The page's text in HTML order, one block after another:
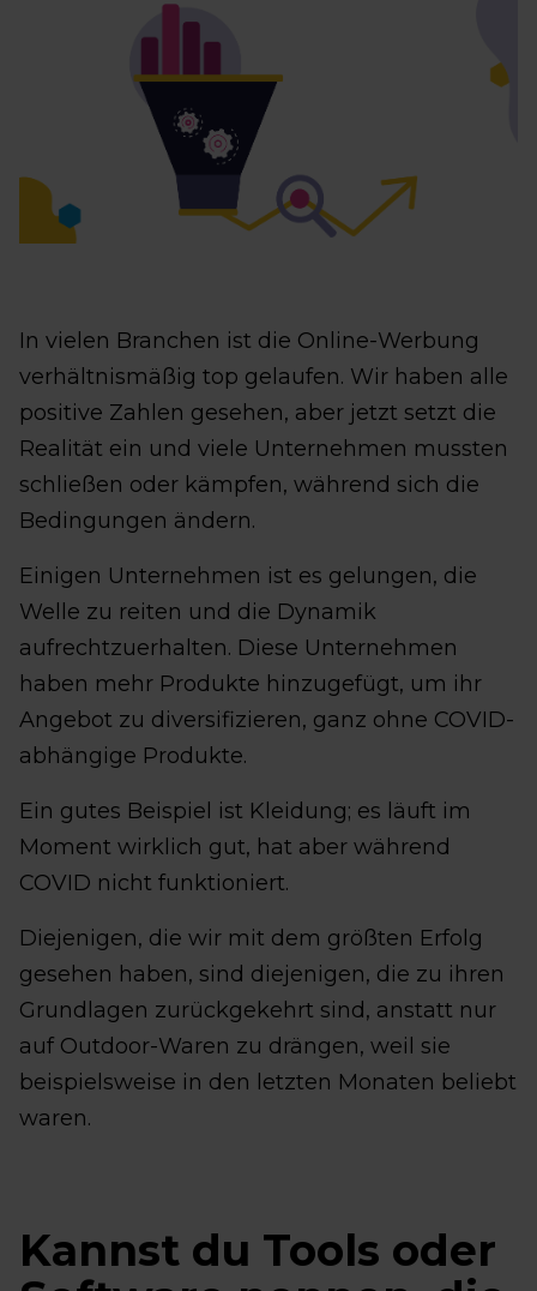
In vielen Branchen ist die Online-Werbung
verhältnismäßig top gelaufen. Wir haben alle
positive Zahlen gesehen, aber jetzt setzt die
Realität ein und viele Unternehmen mussten
schließen oder kämpfen, während sich die
Bedingungen ändern.
Einigen Unternehmen ist es gelungen, die
Welle zu reiten und die Dynamik
aufrechtzuerhalten. Diese Unternehmen
haben mehr Produkte hinzugefügt, um ihr
Angebot zu diversifizieren, ganz ohne COVID-
abhängige Produkte.
Ein gutes Beispiel ist Kleidung; es läuft im
Moment wirklich gut, hat aber während
COVID nicht funktioniert.
Diejenigen, die wir mit dem größten Erfolg
gesehen haben, sind diejenigen, die zu ihren
Grundlagen zurückgekehrt sind, anstatt nur
auf Outdoor-Waren zu drängen, weil sie
beispielsweise in den letzten Monaten beliebt
waren.
Kannst du Tools oder